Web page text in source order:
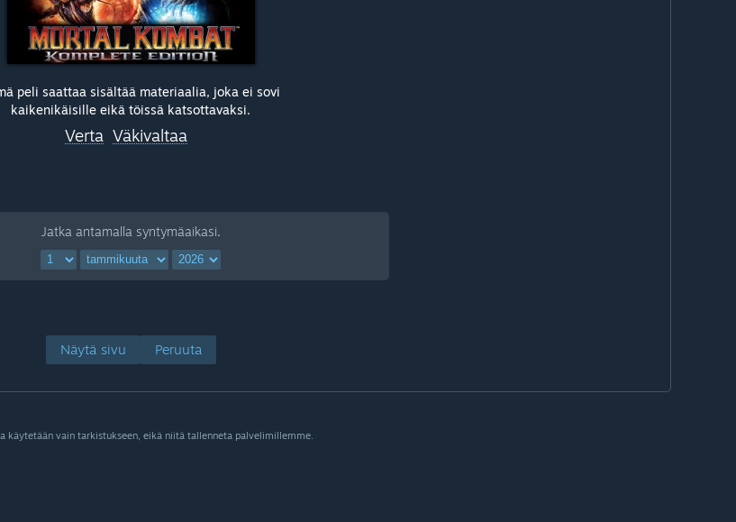
peli saattaa sisältää materiaalia, joka ei sovi
kaikenikäisille eikä töissä katsottavaksi.
Verta Väkivaltaa
Jatka antamalla syntymäaikasi.
Näytä sivu Peruuta
käytetään vain tarkistukseen, eikä niitä tallenneta palvelimillemme.